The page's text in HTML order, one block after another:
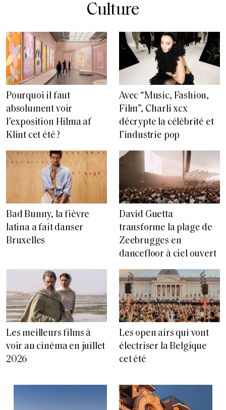
Culture
Pourquoi il faut
absolument voir
l’exposition Hilma af
Klint cet été ?
Avec “Music, Fashion,
Film”, Charli xcx
décrypte la célébrité et
l’industrie pop
Bad Bunny, la fièvre
latina a fait danser
Bruxelles
David Guetta
transforme la plage de
Zeebrugges en
dancefloor à ciel ouvert
Les meilleurs films à
voir au cinéma en juillet
2026
Les open airs qui vont
électriser la Belgique
cet été